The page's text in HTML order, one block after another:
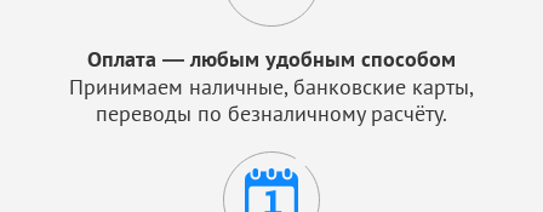
Оплата — любым удобным способом
Принимаем наличные, банковские карты,
переводы по безналичному расчёту.